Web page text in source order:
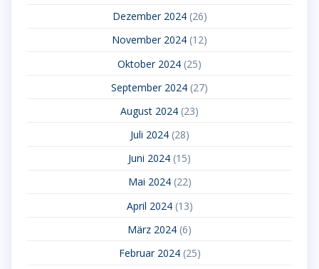
Dezember 2024(26)
November 2024 (12)
Oktober 2024 (25)
September 2024 (27)
August 2024 (23)
Juli 2024(28)
Juni 2024 (15)
Mai 2024(22)
April 2024(13)
März 2024 (6)
Februar 2024(25)